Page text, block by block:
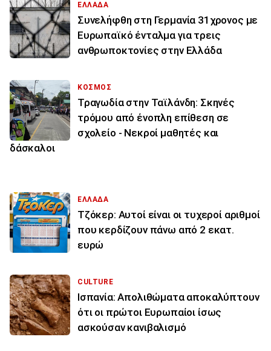
ΕΛΛΑΔΑ
Συνελήφθη στη Γερμανία 31χρονος με
Ευρωπαϊκό ένταλμα για τρεις
ανθρωποκτονίες στην Ελλάδα
ΚΟΣΜΟΣ
Τραγωδία στην Ταϊλάνδη: Σκηνές
τρόμου από ένοπλη επίθεση σε
σχολείο - Νεκροί μαθητές και
δάσκαλοι
ΕΛΛΑΔΑ
Τζόκερ: Αυτοί είναι οι τυχεροί αριθμοί
που κερδίζουν πάνω από 2 εκατ.
ευρώ
CULTURE
Ισπανία: Απολιθώματα αποκαλύπτουν
ότι οι πρώτοι Ευρωπαίοι ίσως
ασκούσαν κανιβαλισμό